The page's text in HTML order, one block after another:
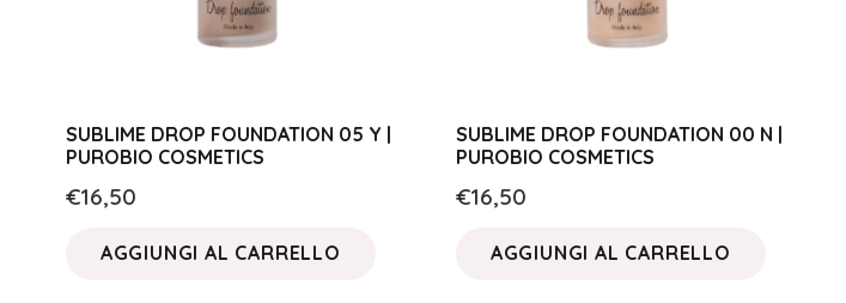
SUBLIME DROP FOUNDATION 05 Y |
PUROBIO COSMETICS
€16,50
AGGIUNGI AL CARRELLO
SUBLIME DROP FOUNDATION 00 N |
PUROBIO COSMETICS
€16,50
AGGIUNGI AL CARRELLO